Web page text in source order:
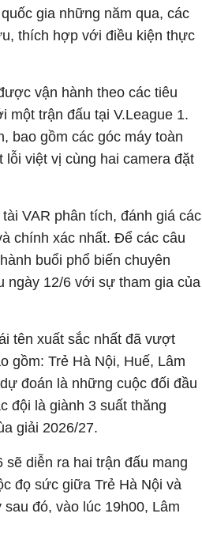
gia những năm qua, các
thích hợp với điều kiện thực
vận hành theo các tiêu
trận đấu tại V.League 1.
bao gồm các góc máy toàn
lỗi việt vị cùng hai camera đặt
VAR phân tích, đánh giá các
chính xác nhất. Để các câu
buổi phổ biến chuyên
ngày 12/6 với sự tham gia của
tên xuất sắc nhất đã vượt
gồm: Trẻ Hà Nội, Huế, Lâm
đoán là những cuộc đối đầu
đội là giành 3 suất thăng
giải 2026/27.
diễn ra hai trận đấu mang
đọ sức giữa Trẻ Hà Nội và
đó, vào lúc 19h00, Lâm